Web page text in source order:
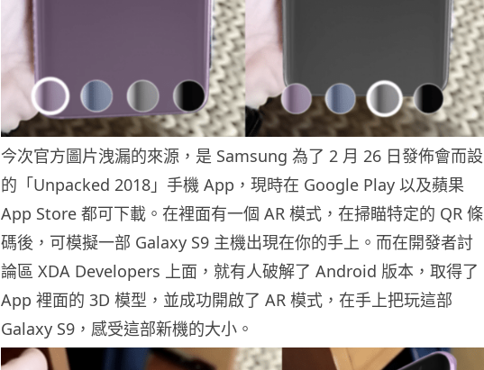
今次官方圖片洩漏的來源，是 Samsung 為了 2 月 26 日發佈會而設
的「Unpacked 2018」手機 App，現時在 Google Play 以及蘋果
App Store 都可下載。在裡面有一個 AR 模式，在掃瞄特定的 QR 條
碼後，可模擬一部 Galaxy S9 主機出現在你的手上。而在開發者討
論區 XDA Developers 上面，就有人破解了 Android 版本，取得了
App 裡面的 3D 模型，並成功開啟了 AR 模式，在手上把玩這部
Galaxy S9，感受這部新機的大小。